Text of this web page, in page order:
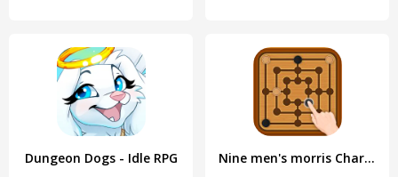
Dungeon Dogs - Idle RPG Nine men's morris Char Bhar